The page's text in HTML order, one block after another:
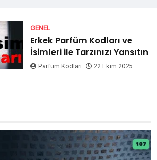
GENEL
Erkek Parfüm Kodları ve
İsimleri ile Tarzınızı Yansıtın
Parfüm Kodları 22 Ekim 2025